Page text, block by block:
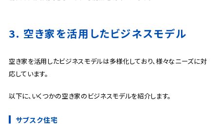
3. 空き家を活用したビジネスモデル
空き家を活用したビジネスモデルは多様化しており、様々なニーズに対
応しています。
以下に、いくつかの空き家のビジネスモデルを紹介します。
サブスク住宅